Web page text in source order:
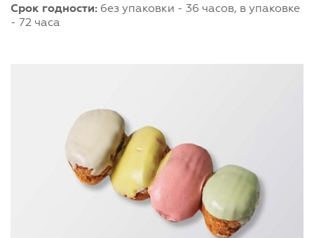
Срок годности: без упаковки - 36 часов, в упаковке
- 72 часа